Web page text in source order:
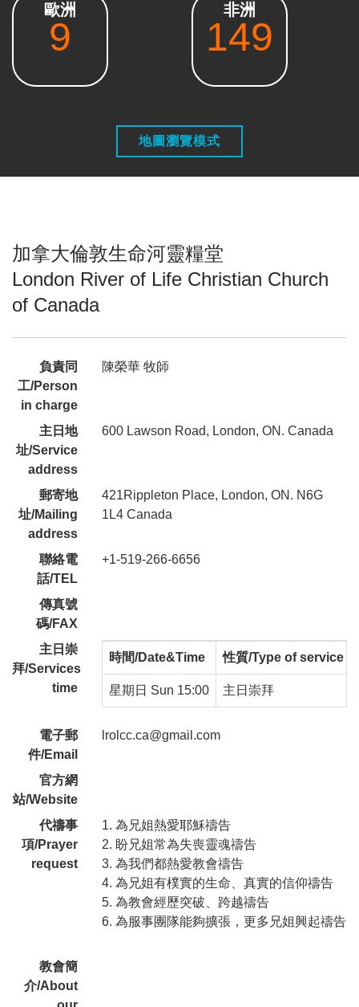
歐洲
9
非洲
149
地圖瀏覽模式
加拿大倫敦生命河靈糧堂
London River of Life Christian Church
of Canada
負責同
工/Person
in charge
陳榮華 牧師
主日地
址/Service
address
600 Lawson Road, London, ON. Canada
郵寄地
址/Mailing
address
421Rippleton Place, London, ON. N6G
1L4 Canada
聯絡電
話/TEL
+1-519-266-6656
傳真號
碼/FAX
主日崇
拜/Services
time
時間/Date&Time 性質/Type of service
星期日 Sun 15:00 主日崇拜
電子郵
件/Email
lrolcc.ca@gmail.com
官方網
站/Website
代禱事
項/Prayer
request
1. 為兄姐熱愛耶穌禱告
2. 盼兄姐常為失喪靈魂禱告
3. 為我們都熱愛教會禱告
4. 為兄姐有樸實的生命、真實的信仰禱告
5. 為教會經歷突破、跨越禱告
6. 為服事團隊能夠擴張，更多兄姐興起禱告
教會簡
介/About